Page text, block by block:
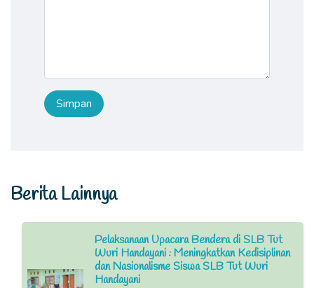
Berita Lainnya
Pelaksanaan Upacara Bendera di SLB Tut
Wuri Handayani : Meningkatkan Kedisiplinan
dan Nasionalisme Siswa SLB Tut Wuri
Handayani